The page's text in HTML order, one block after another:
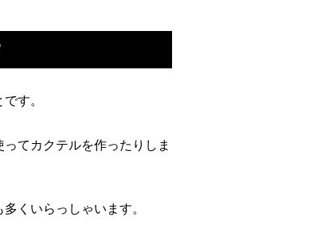
す。
てカクテルを作ったりしま
くいらっしゃいます。